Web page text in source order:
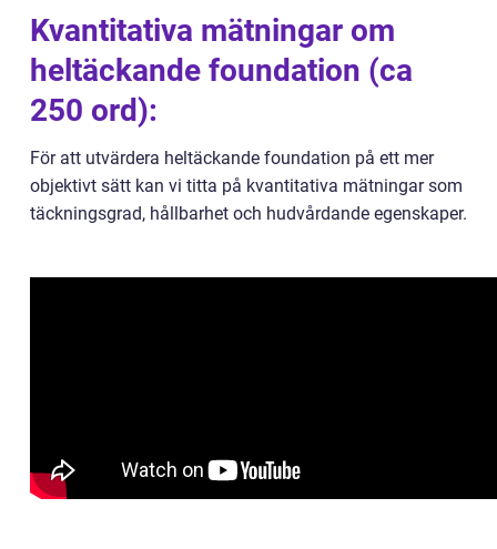
Kvantitativa mätningar om
heltäckande foundation (ca
250 ord):
För att utvärdera heltäckande foundation på ett mer
objektivt sätt kan vi titta på kvantitativa mätningar som
täckningsgrad, hållbarhet och hudvårdande egenskaper.